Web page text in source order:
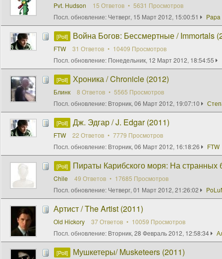
Pvt. Hudson 15 Ответов
5631 Просмотров
Посл. обновление: Четверг, 15 Март 2012, 15:00:51
[Poll] Война Богов: Бессмертные / Immortals
FTW 31 Ответов
10409 Просмотров
Посл. обновление: Понедельник, 12 Март 2012, 18:54:55
[Poll] Хроника / Chronicle (2012)
Блинк 8 Ответов
5565 Просмотров
Посл. обновление: Вторник, 06 Март 2012, 19:07:10
[Poll] Дж. Эдгар / J. Edgar (2011)
FTW 22 Ответов
7779 Просмотров
Посл. обновление: Вторник, 06 Март 2012, 16:18:26 FTW
[Poll] Пираты Карибского моря: На странных
Chile 49 Ответов
17685 Просмотров
Посл. обновление: Четверг, 01 Март 2012, 21:26:02
Артист / The Artist (2011)
Old Hickory 37 Ответов
10059 Просмотров
Посл. обновление: Вторник, 28 Февраль 2012, 12:58:34
[Poll] Мушкетеры/ Musketeers (2011)